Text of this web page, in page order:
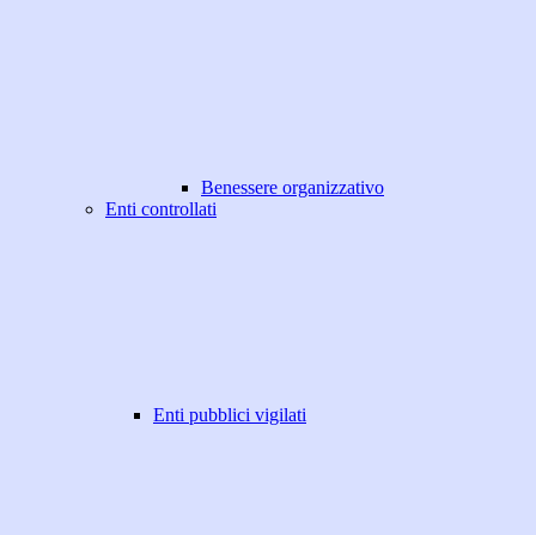
Benessere organizzativo
Enti controllati
Enti pubblici vigilati